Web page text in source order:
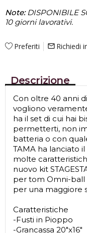
Note:DISPONIBILE
10 giorni lavorativi.
Preferiti mail_outline Richiedi
Descrizione
Con oltre 40 anni
vogliono
ha il set di cui hai
permetterti, non
batteria o con
TAMA ha lanciato
molte
nuovo kit
per tom Omni-ball
per una maggiore
Caratteristiche
-Fusti in Pioppo
-Grancassa 20"x16"